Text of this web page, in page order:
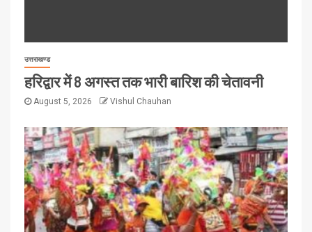
उत्तराखण्ड
हरिद्वार में 8 अगस्त तक भारी बारिश की चेतावनी
August 5, 2026 Vishul Chauhan